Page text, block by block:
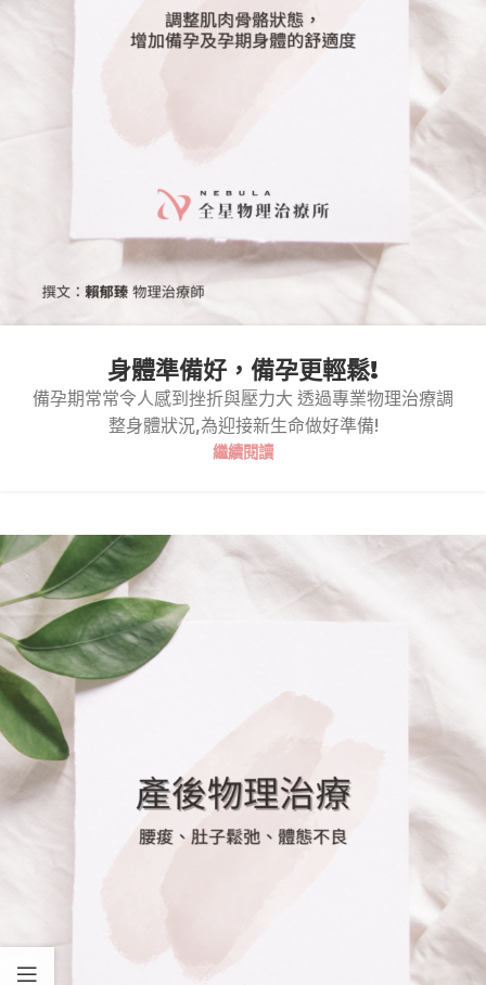
身體準備好，備孕更輕鬆!
備孕期常常令人感到挫折與壓力大 透過專業物理治療調
整身體狀況,為迎接新生命做好準備!
繼續閱讀